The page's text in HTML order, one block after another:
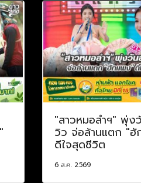
"สาวหมอลำฯ" พุ่ง
วิว จ่อล้านแตก "
ดีใจสุดชีวิต
6 ส.ค. 2569